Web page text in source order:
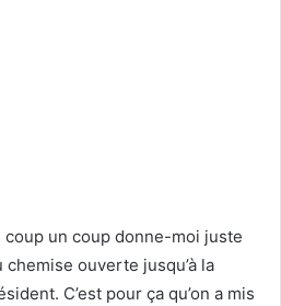
coup un coup donne-moi juste
chemise ouverte jusqu’à la
C’est pour ça qu’on a mis